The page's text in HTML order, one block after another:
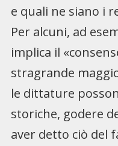
e quali ne siano i
Per alcuni, ad
implica il
stragrande
le dittature
storiche, godere
aver detto ciò del